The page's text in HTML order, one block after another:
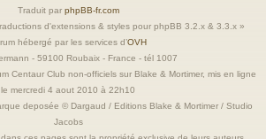
Traduit par phpBB-fr.com
d'extensions & styles pour phpBB 3.2.x & 3.3.x »
hébergé par les services d’OVH
- 59100 Roubaix - France - tél 1007
Centaur Club non-officiels sur Blake & Mortimer, mis en ligne
le mercredi 4 aout 2010 à 22h10
deposée © Dargaud / Editions Blake & Mortimer / Studio
Jacobs